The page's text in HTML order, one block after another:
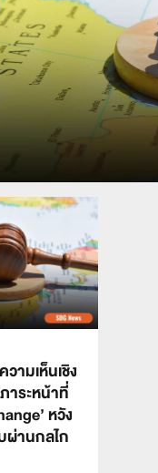
ามเห็นเชิง
าระหน้าที่
หวัง
ผ่านกลไก